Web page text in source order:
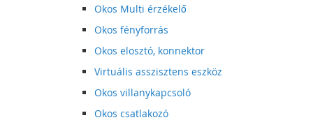
Okos Multi érzékelő
Okos fényforrás
Okos elosztó, konnektor
Virtuális asszisztens eszköz
Okos villanykapcsoló
Okos csatlakozó